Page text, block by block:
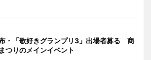
・「歌好きグランプリ3」出場者募る 商
つりのメインイベント